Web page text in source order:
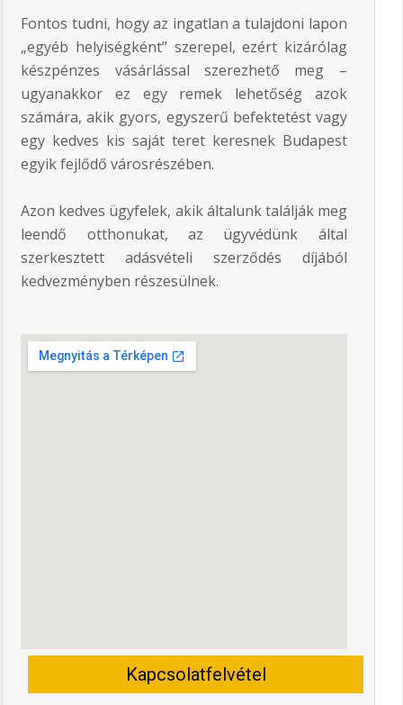
Fontos tudni, hogy az ingatlan a tulajdoni lapon
„egyéb helyiségként” szerepel, ezért kizárólag
készpénzes vásárlással szerezhető meg –
ugyanakkor ez egy remek lehetőség azok
számára, akik gyors, egyszerű befektetést vagy
egy kedves kis saját teret keresnek Budapest
egyik fejlődő városrészében.
Azon kedves ügyfelek, akik általunk találják meg
leendő otthonukat, az ügyvédünk által
szerkesztett adásvételi szerződés díjából
kedvezményben részesülnek.
Kapcsolatfelvétel